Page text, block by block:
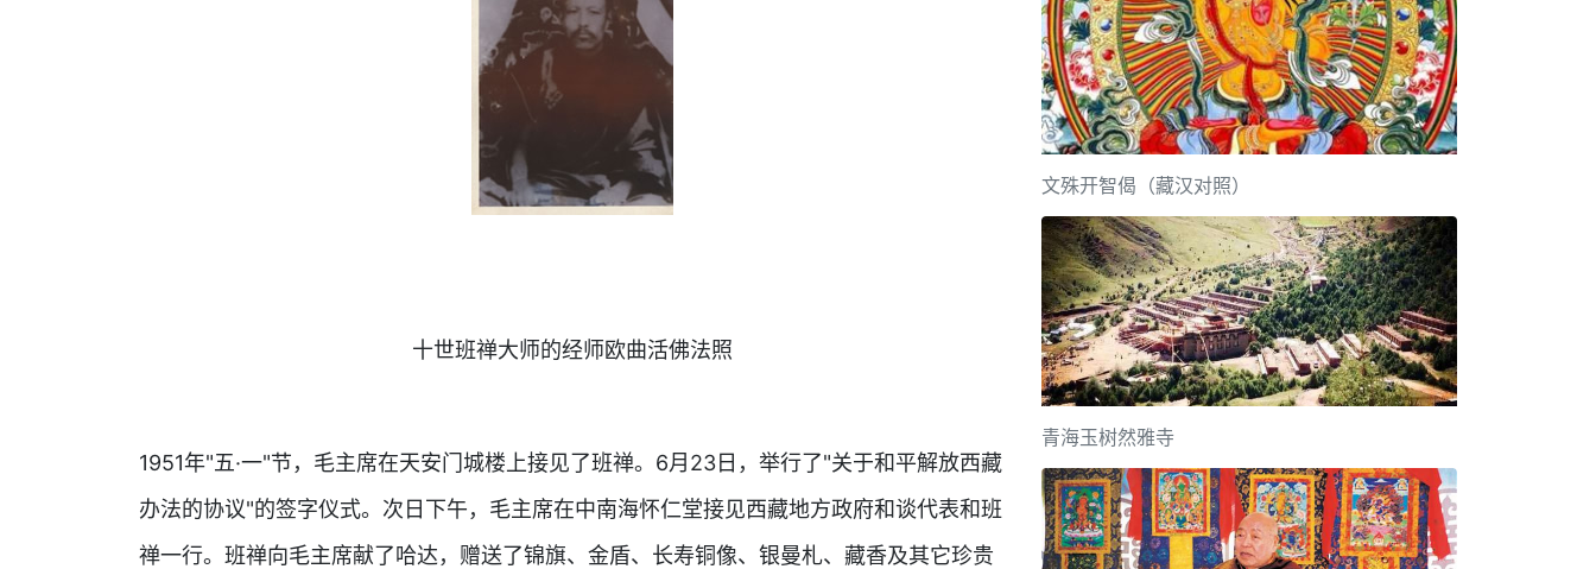
十世班禅大师的经师欧曲活佛法照
1951年"五·一"节，毛主席在天安门城楼上接见了班禅。6月23日，举行了"关于和平解放西藏
办法的协议"的签字仪式。次日下午，毛主席在中南海怀仁堂接见西藏地方政府和谈代表和班
禅一行。班禅向毛主席献了哈达，赠送了锦旗、金盾、长寿铜像、银曼札、藏香及其它珍贵
文殊开智偈（藏汉对照）
青海玉树然雅寺